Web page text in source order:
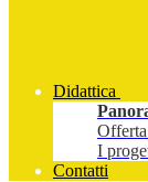
Didattica
I
Contatti